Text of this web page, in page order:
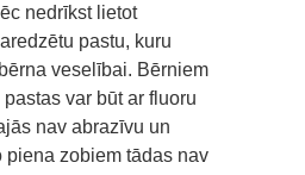
nedrīkst lietot
pastu, kuru
veselībai. Bērniem
var būt ar fluoru
nav abrazīvu un
piena zobiem tādas nav